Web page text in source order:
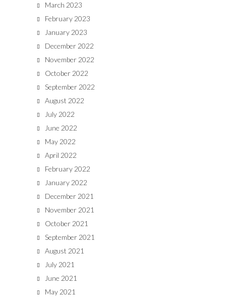
March 2023
February 2023
January 2023
December 2022
November 2022
October 2022
September 2022
August 2022
July 2022
June 2022
May 2022
April 2022
February 2022
January 2022
December 2021
November 2021
October 2021
September 2021
August 2021
July 2021
June 2021
May 2021